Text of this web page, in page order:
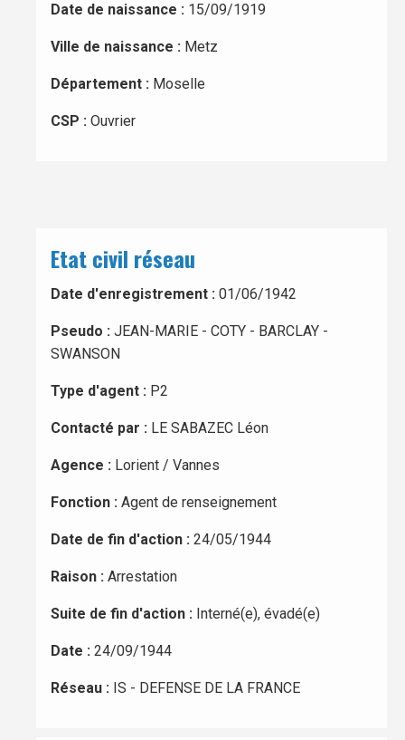
Date de naissance : 15/09/1919
Ville de naissance : Metz
Département : Moselle
CSP : Ouvrier
Etat civil réseau
Date d'enregistrement : 01/06/1942
Pseudo : JEAN-MARIE - COTY - BARCLAY -
SWANSON
Type d'agent : P2
Contacté par : LE SABAZEC Léon
Agence : Lorient / Vannes
Fonction : Agent de renseignement
Date de fin d'action : 24/05/1944
Raison : Arrestation
Suite de fin d'action : Interné(e), évadé(e)
Date : 24/09/1944
Réseau : IS - DEFENSE DE LA FRANCE